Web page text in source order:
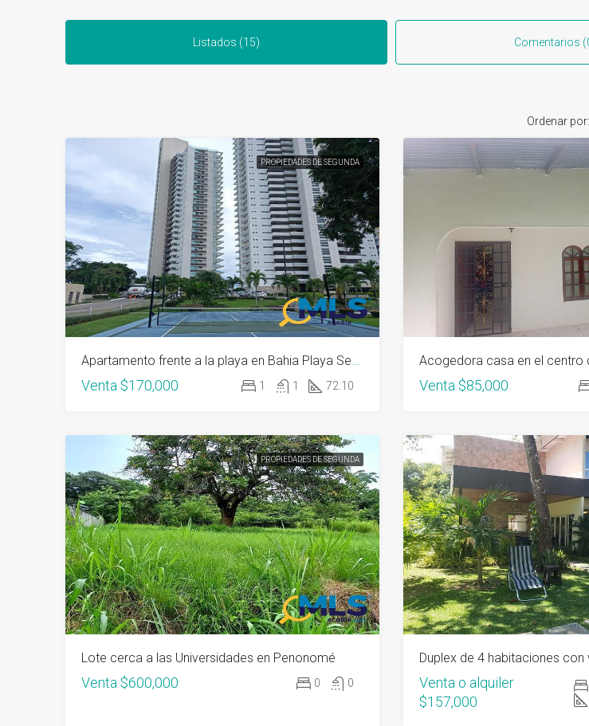
Listados (15) Comentarios
Ordenar por:
PROPIEDADES DE SEGUNDA
Apartamento frente a la playa en Bahia Playa Serena
Venta $170,000 1 1 72.10
Acogedora casa en el centro
Venta $85,000
PROPIEDADES DE SEGUNDA
Lote cerca a las Universidades en Penonomé
Venta $600,000 0 0
​Duplex de 4 habitaciones
Venta o alquiler
$157,000